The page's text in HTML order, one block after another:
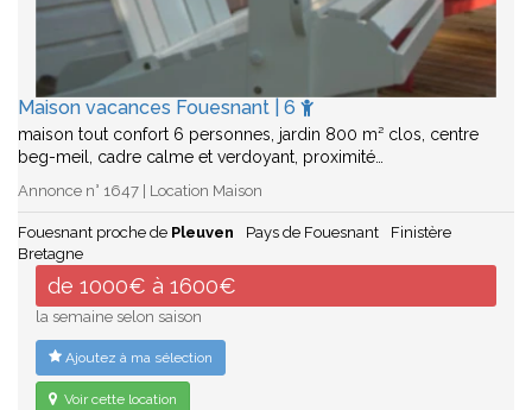
Maison vacances Fouesnant | 6
maison tout confort 6 personnes, jardin 800 m² clos, centre
beg-meil, cadre calme et verdoyant, proximité…
Annonce n° 1647 | Location Maison
Fouesnant proche de Pleuven Pays de Fouesnant
Finistère
Bretagne
de 1000€ à 1600€
la semaine selon saison
Ajoutez à ma sélection
Voir cette location